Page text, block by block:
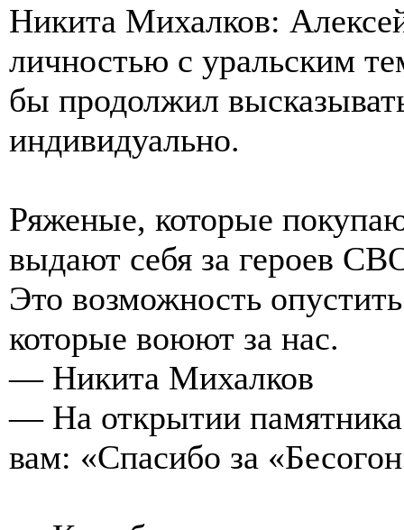
Никита Михалков:
личностью с уральским
бы продолжил
индивидуально.
Ряженые, которые
выдают себя за героев
Это возможность
которые воюют за нас.
— Никита Михалков
— На открытии памятника
вам: «Спасибо за